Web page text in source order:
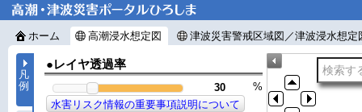
ホーム 高潮浸水想定図 津波災害警戒区域図／津波浸水想定
凡
例
●レイヤ透過率
%
水害リスク情報の重要事項説明について